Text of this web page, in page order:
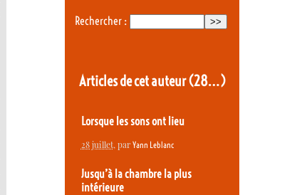
Rechercher :
Articles de cet auteur(28…)
Lorsque les sons ont lieu
28 juillet, par Yann Leblanc
Jusqu’à la chambre la plus
intérieure